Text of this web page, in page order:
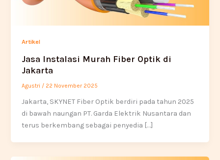
Artikel
Jasa Instalasi Murah Fiber Optik di
Jakarta
Agustri / 22 November 2025
Jakarta, SKYNET Fiber Optik berdiri pada tahun 2025
di bawah naungan PT. Garda Elektrik Nusantara dan
terus berkembang sebagai penyedia […]